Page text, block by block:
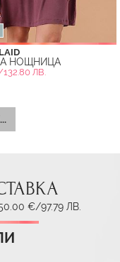
НОЩНИЦА
ЛВ.
€/97.79 ЛВ.